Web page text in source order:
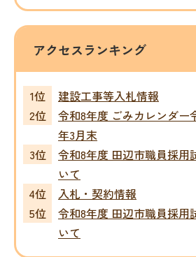
アクセスランキング
建設工事等入札情報
令和8年度 ごみカレンダー
年3月末
令和8年度 田辺市職員採用
いて
入札・契約情報
令和8年度 田辺市職員採用
いて